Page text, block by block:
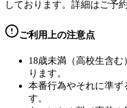
しております。詳細はご予
ご利用上の注意点
18歳未満（高校生含
ります。
本番行為やそれに準ず
す。